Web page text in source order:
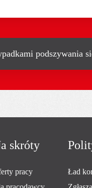
podszywania
skróty
pracy
Ład